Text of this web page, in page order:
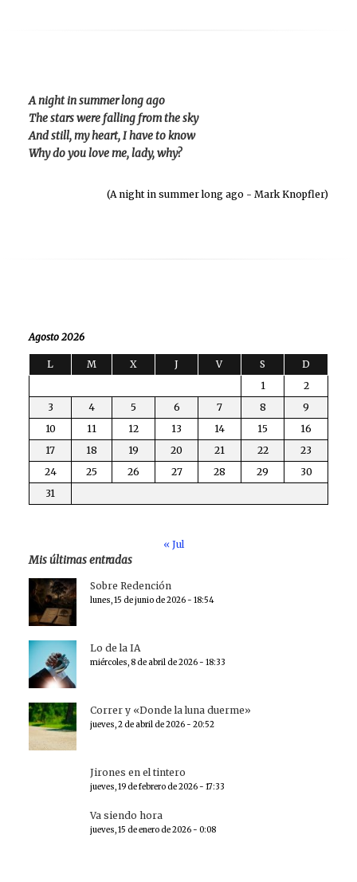
A night in summer long ago
The stars were falling from the sky
And still, my heart, I have to know
Why do you love me, lady, why?
(A night in summer long ago - Mark Knopfler)
Agosto 2026
L M X J V S
D
1
2
3
4 5 6 7 8
9
10
11 12 13 14 15
16
17
18 19 20 21 22
23
24
25 26 27 28 29
30
31
« Jul
Mis últimas entradas
Sobre Redención
lunes, 15 de junio de 2026 - 18:54
Lo de la IA
miércoles, 8 de abril de 2026 - 18:33
Correr y «Donde la luna duerme»
jueves, 2 de abril de 2026 - 20:52
Jirones en el tintero
jueves, 19 de febrero de 2026 - 17:33
Va siendo hora
jueves, 15 de enero de 2026 - 0:08